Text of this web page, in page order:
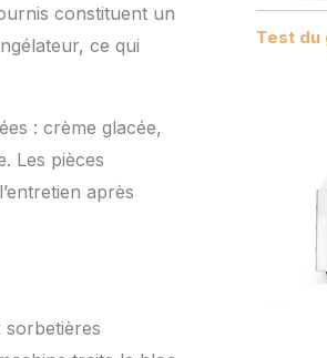
constituent un
ce qui
: crème glacée,
Les pièces
après
Test du